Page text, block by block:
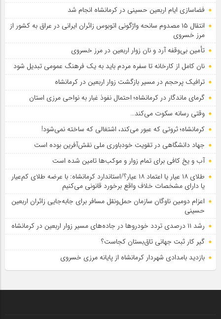
فضاسازی ایام اربعین حسینی در کرمانشاه انجام شد
انتقال ۱۵ مصدوم سانحه واژگونی اتوبوس زائران ایرانی در عراق به کشور از
مرز خسروی
تأمین بی‌وقفه آرد و نان زوار اربعین در مرز خسروی
نان کامل از کارخانه تا سفره مردم باید به یک فرهنگ عمومی تبدیل شود
ترافیک پرحجم در مسیر بازگشت زوار اربعین در کرمانشاه
گرمای ماندگار در کرمانشاه؛ احتمال نفوذ غبار به نواحی مرزی استان
وقتی رسانه سکوت می‌کند…
کرمانشاه؛ ثروتی که عبور می‌کند، اشتغالی که ساخته نمی‌شود!
جهاد دانشگاهی در تقویت خودباوری ملی نقش‌آفرین بوده است
آب و یخ کافی برای تمام زوار و موکب‌ها تامین شده است
طلای ۱۸ عیار یا اعتماد ۱۸ عیار؟/استاندارد کرمانشاه: با عرضه طلای کم‌عیار
یا دارای مشخصات خلاف واقع برخورد قانونی می‌کنیم
اعزام دومین ناوگان سازمان حمل‌ونقل مسافر برای جابه‌جایی زائران اربعین
حسینی
رشد ۱۱ درصدی تردد خودروها در جاده‌های مسیر زوار اربعین در کرمانشاه
گیر کار ثبت جهانی تاق‌بستان کجاست؟
بازدید بامدادی شهردار کرمانشاه از پایانه مرزی خسروی